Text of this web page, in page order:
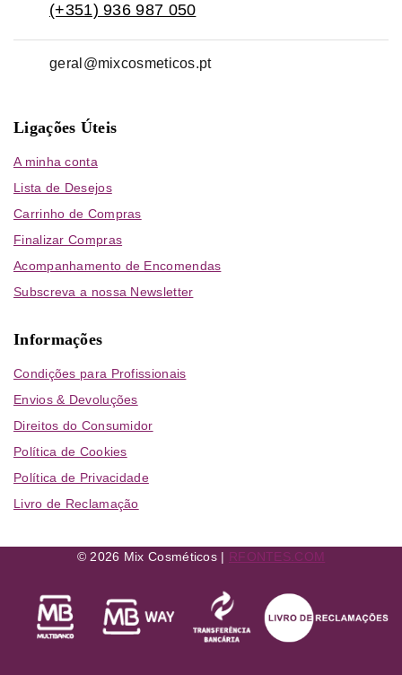
(+351) 936 987 050
geral@mixcosmeticos.pt
Ligações Úteis
A minha conta
Lista de Desejos
Carrinho de Compras
Finalizar Compras
Acompanhamento de Encomendas
Subscreva a nossa Newsletter
Informações
Condições para Profissionais
Envios & Devoluções
Direitos do Consumidor
Política de Cookies
Política de Privacidade
Livro de Reclamação
© 2026 Mix Cosméticos | RFONTES.COM